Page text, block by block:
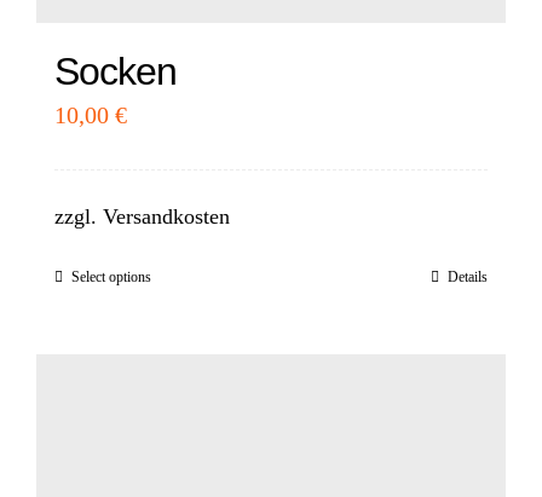
Socken
10,00 €
zzgl. Versandkosten
Select options Details